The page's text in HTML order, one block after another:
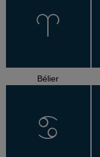
Bélier